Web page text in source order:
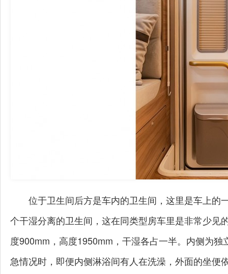
位于卫生间后方是车内的卫生间，这里是车上的
个干湿分离的卫生间，这在同类型房车里是非常少
度900mm，高度1950mm，干湿各占一半。内侧为
急情况时，即便内侧淋浴间有人在洗澡，外面的坐